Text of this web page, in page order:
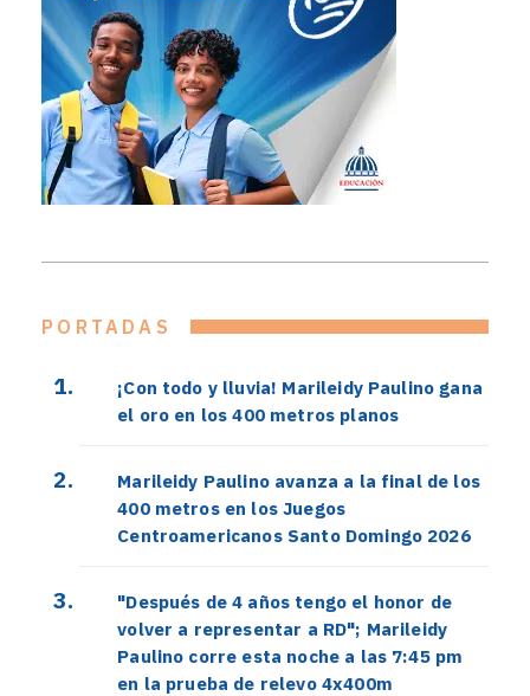
PORTADAS
¡Con todo y lluvia! Marileidy Paulino gana
el oro en los 400 metros planos
Marileidy Paulino avanza a la final de los
400 metros en los Juegos
Centroamericanos Santo Domingo 2026
"Después de 4 años tengo el honor de
volver a representar a RD"; Marileidy
Paulino corre esta noche a las 7:45 pm
en la prueba de relevo 4x400m